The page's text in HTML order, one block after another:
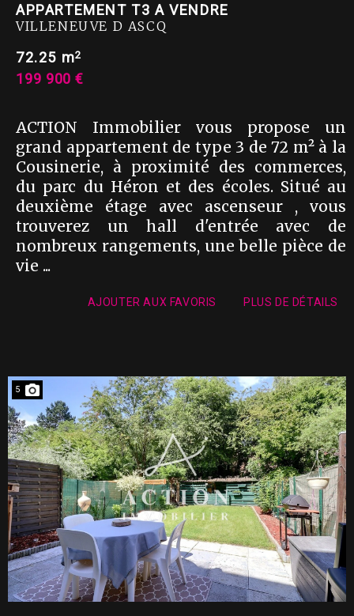
APPARTEMENT T3 A VENDRE
VILLENEUVE D ASCQ
72.25 m2
199 900 €
ACTION Immobilier vous propose un
grand appartement de type 3 de 72 m² à la
Cousinerie, à proximité des commerces,
du parc du Héron et des écoles. Situé au
deuxième étage avec ascenseur , vous
trouverez un hall d'entrée avec de
nombreux rangements, une belle pièce de
vie ...
AJOUTER AUX FAVORIS PLUS DE DÉTAILS
5